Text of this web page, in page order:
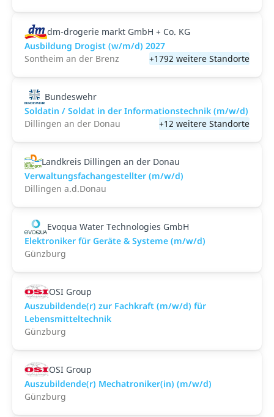
dm-drogerie markt GmbH + Co. KG
Ausbildung Drogist (w/m/d) 2027
Sontheim an der Brenz
+1792 weitere Standorte
Bundeswehr
Soldatin / Soldat in der Infor­mations­technik (m/w/d)
Dillingen an der Donau
+12 weitere Standorte
Landkreis Dillingen an der Donau
Verwaltungsfachangestellter (m/w/d)
Dillingen a.d.Donau
Evoqua Water Technologies GmbH
Elektroniker für Geräte & Systeme (m/w/d)
Günzburg
OSI Group
Auszubildende(r) zur Fachkraft (m/w/d) für
Lebensmitteltechnik
Günzburg
OSI Group
Auszubildende(r) Mechatroniker(in) (m/w/d)
Günzburg